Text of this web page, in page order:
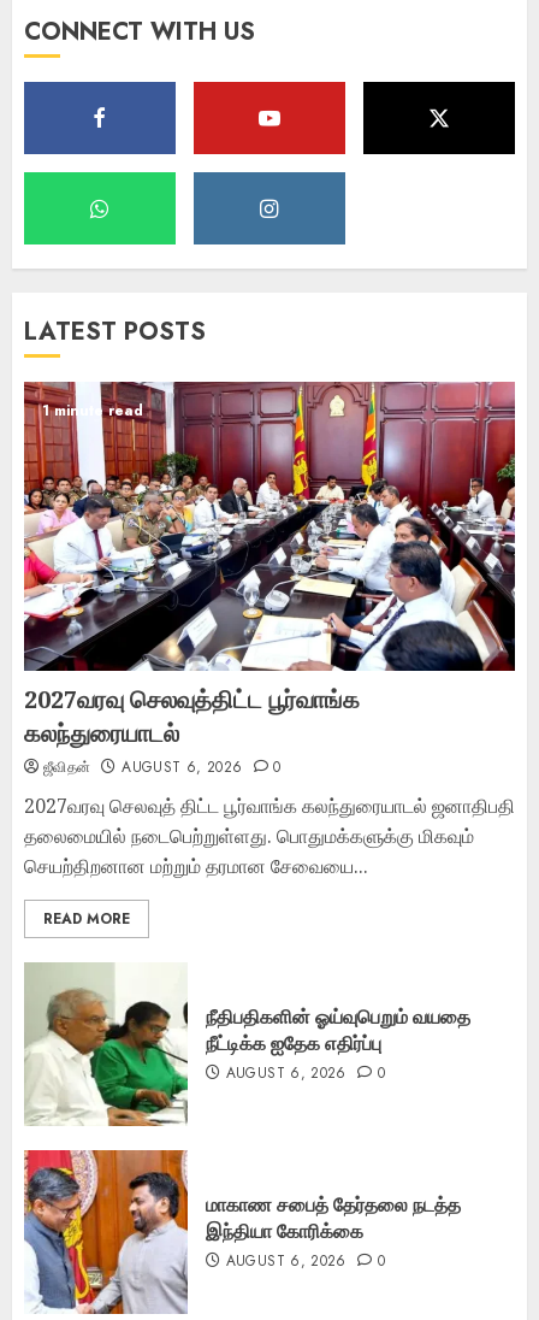
CONNECT WITH US
LATEST POSTS
1 minute read
2027வரவு செலவுத்திட்ட பூர்வாங்க
கலந்துரையாடல்
ஜீவிதன் AUGUST 6, 2026 0
2027வரவு செலவுத் திட்ட பூர்வாங்க கலந்துரையாடல் ஜனாதிபதி
தலைமையில் நடைபெற்றுள்ளது. பொதுமக்களுக்கு மிகவும்
செயற்திறனான மற்றும் தரமான சேவையை...
READ MORE
நீதிபதிகளின் ஓய்வுபெறும் வயதை
நீட்டிக்க ஐதேக எதிர்ப்பு
AUGUST 6, 2026 0
மாகாண சபைத் தேர்தலை நடத்த
இந்தியா கோரிக்கை
AUGUST 6, 2026 0